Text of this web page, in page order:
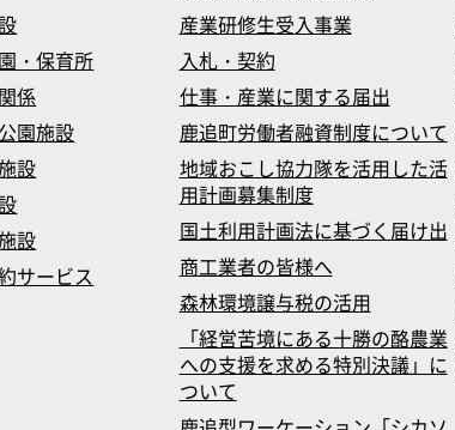
・保育所
係
園施設
設
設
サービス
産業研修生受入事業
入札・契約
仕事・産業に関する届出
鹿追町労働者融資制度について
地域おこし協力隊を活用した活
用計画募集制度
国土利用計画法に基づく届け出
商工業者の皆様へ
森林環境譲与税の活用
「経営苦境にある十勝の酪農業
への支援を求める特別決議」に
ついて